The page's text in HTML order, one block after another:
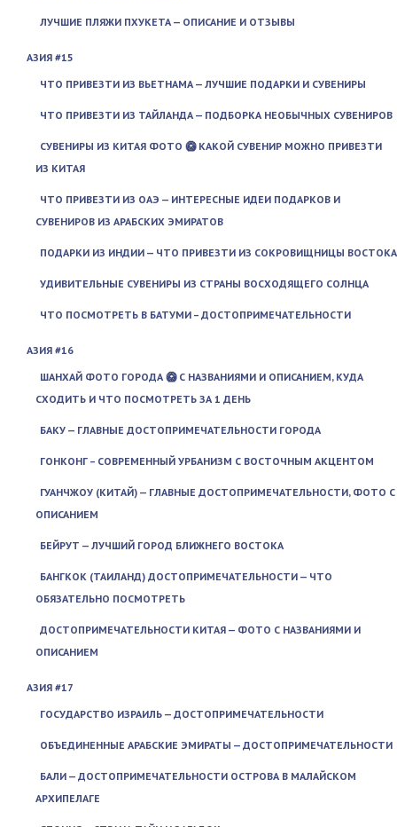
ЛУЧШИЕ ПЛЯЖИ ПХУКЕТА — ОПИСАНИЕ И ОТЗЫВЫ
АЗИЯ #15
ЧТО ПРИВЕЗТИ ИЗ ВЬЕТНАМА — ЛУЧШИЕ ПОДАРКИ И СУВЕНИРЫ
ЧТО ПРИВЕЗТИ ИЗ ТАЙЛАНДА — ПОДБОРКА НЕОБЫЧНЫХ СУВЕНИРОВ
СУВЕНИРЫ ИЗ КИТАЯ ФОТО 🥝 КАКОЙ СУВЕНИР МОЖНО ПРИВЕЗТИ
ИЗ КИТАЯ
ЧТО ПРИВЕЗТИ ИЗ ОАЭ — ИНТЕРЕСНЫЕ ИДЕИ ПОДАРКОВ И
СУВЕНИРОВ ИЗ АРАБСКИХ ЭМИРАТОВ
ПОДАРКИ ИЗ ИНДИИ — ЧТО ПРИВЕЗТИ ИЗ СОКРОВИЩНИЦЫ ВОСТОКА
УДИВИТЕЛЬНЫЕ СУВЕНИРЫ ИЗ СТРАНЫ ВОСХОДЯЩЕГО СОЛНЦА
ЧТО ПОСМОТРЕТЬ В БАТУМИ – ДОСТОПРИМЕЧАТЕЛЬНОСТИ
АЗИЯ #16
ШАНХАЙ ФОТО ГОРОДА 🥝 С НАЗВАНИЯМИ И ОПИСАНИЕМ, КУДА
СХОДИТЬ И ЧТО ПОСМОТРЕТЬ ЗА 1 ДЕНЬ
БАКУ — ГЛАВНЫЕ ДОСТОПРИМЕЧАТЕЛЬНОСТИ ГОРОДА
ГОНКОНГ – СОВРЕМЕННЫЙ УРБАНИЗМ С ВОСТОЧНЫМ АКЦЕНТОМ
ГУАНЧЖОУ (КИТАЙ) — ГЛАВНЫЕ ДОСТОПРИМЕЧАТЕЛЬНОСТИ, ФОТО С
ОПИСАНИЕМ
БЕЙРУТ — ЛУЧШИЙ ГОРОД БЛИЖНЕГО ВОСТОКА
БАНГКОК (ТАИЛАНД) ДОСТОПРИМЕЧАТЕЛЬНОСТИ — ЧТО
ОБЯЗАТЕЛЬНО ПОСМОТРЕТЬ
ДОСТОПРИМЕЧАТЕЛЬНОСТИ КИТАЯ — ФОТО С НАЗВАНИЯМИ И
ОПИСАНИЕМ
АЗИЯ #17
ГОСУДАРСТВО ИЗРАИЛЬ — ДОСТОПРИМЕЧАТЕЛЬНОСТИ
ОБЪЕДИНЕННЫЕ АРАБСКИЕ ЭМИРАТЫ — ДОСТОПРИМЕЧАТЕЛЬНОСТИ
БАЛИ — ДОСТОПРИМЕЧАТЕЛЬНОСТИ ОСТРОВА В МАЛАЙСКОМ
АРХИПЕЛАГЕ